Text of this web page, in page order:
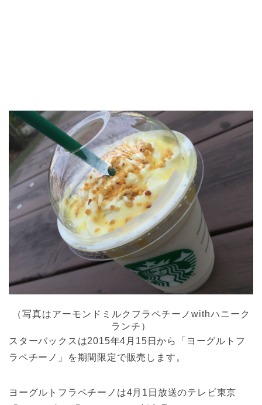
（写真はアーモンドミルクフラペチーノwithハニーク
ランチ）
スターバックスは2015年4月15日から「ヨーグルトフ
ラペチーノ」を期間限定で販売します。
ヨーグルトフラペチーノは4月1日放送のテレビ東京